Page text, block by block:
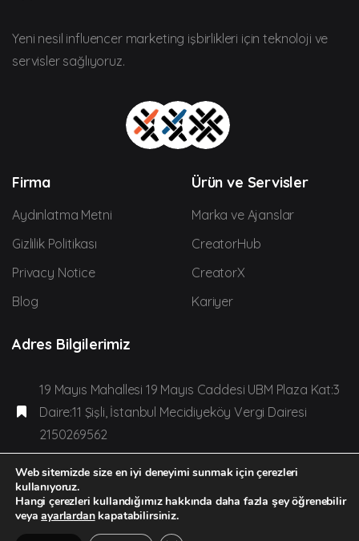
Yeni nesil influencer marketing işbirlikleri için teknoloji ve
servisler sağlıyoruz.
Firma
Aydınlatma Metni
Gizlilik Politikası
Privacy Notice
Blog
Ürün ve Servisler
Marka ve Ajanslar
CreatorHub
CreatorX
Kariyer
Adres Bilgilerimiz
19 Mayıs Mahallesi 19 Mayıs Caddesi UBM Plaza Kat:3
Daire:11 Şişli, İstanbul Mecidiyeköy Vergi Dairesi
2150269562
team@creatorden.com adresinden bize
ulaşabilirsiniz.
Web sitemizde size en iyi deneyimi sunmak için çerezleri
kullanıyoruz.
Hangi çerezleri kullandığımız hakkında daha fazla şey öğrenebilir
veyaayarlardankapatabilirsiniz.